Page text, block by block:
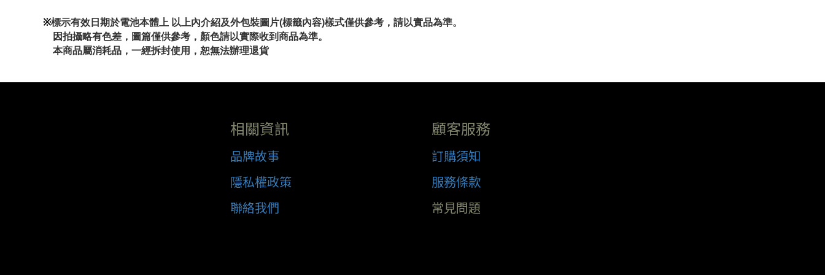
※標示有效日期於電池本體上 以上內介紹及外包裝圖片(標籤內容)樣式僅供參考，請以實品為準。
因拍攝略有色差，圖篇僅供參考，顏色請以實際收到商品為準。
本商品屬消耗品，一經拆封使用，恕無法辦理退貨
相關資訊
品牌故事
隱私權政策
聯絡我們
顧客服務
訂購須知
服務條款
常見問題